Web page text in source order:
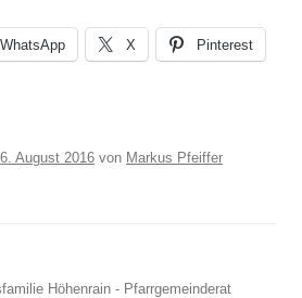
WhatsApp X Pinterest
6. August 2016 von Markus Pfeiffer
Höhenrain - Pfarrgemeinderat